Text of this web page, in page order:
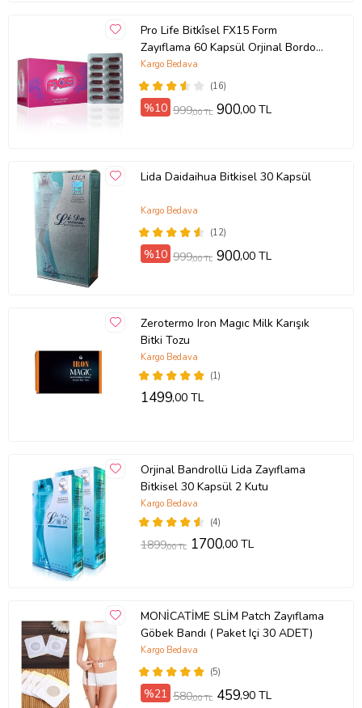
Pro Life Bitkîsel FX15 Form
Zayıflama 60 Kapsül Orjinal Bordo
Kapsül
(16)
Kargo Bedava
%10 999,00 TL 900,00 TL
Lida Daidaihua Bitkisel 30 Kapsül
(12)
Kargo Bedava
%10 999,00 TL 900,00 TL
Zerotermo Iron Magıc Milk Karışık
Bitki Tozu
(1)
Kargo Bedava
1499,00 TL
Orjinal Bandrollü Lida Zayıflama
Bitkisel 30 Kapsül 2 Kutu
(4)
Kargo Bedava
1899,00 TL 1700,00 TL
MONİCATİME SLİM Patch Zayıflama
Göbek Bandı ( Paket Içi 30 ADET)
(5)
Kargo Bedava
%21 580,00 TL 459,90 TL